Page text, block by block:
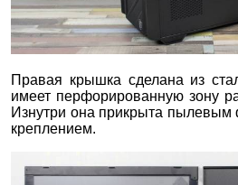
Правая крышка сделана из
имеет перфорированную зону
Изнутри она прикрыта пылевым
креплением.